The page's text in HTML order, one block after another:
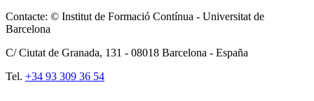
Contacte: © Institut de Formació Contínua - Universitat de
Barcelona
C/ Ciutat de Granada, 131 - 08018 Barcelona - España
Tel. +34 93 309 36 54